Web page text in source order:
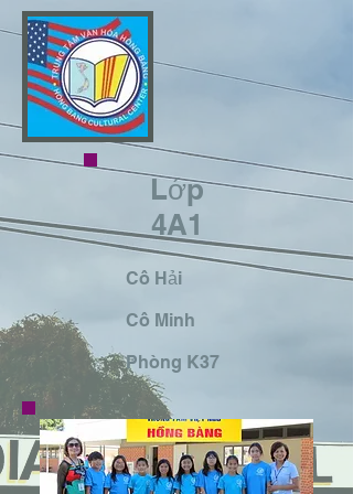
Lớp
4A1
Cô Hải
​Cô Minh
​Phòng K37